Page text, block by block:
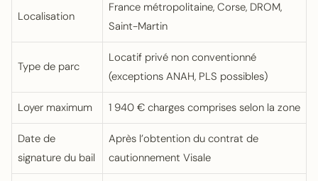
Localisation
France métropolitaine, Corse, DROM,
Saint-Martin
Type de parc
Locatif privé non conventionné
(exceptions ANAH, PLS possibles)
Loyer maximum 1 940 € charges comprises selon la zone
Date de
signature du bail
Après l’obtention du contrat de
cautionnement Visale